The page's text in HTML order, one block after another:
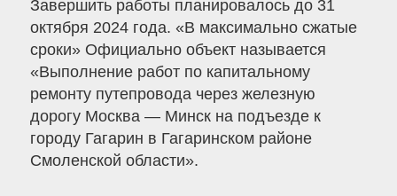
Завершить работы планировалось до 31
октября 2024 года. «В максимально сжатые
сроки» Официально объект называется
«Выполнение работ по капитальному
ремонту путепровода через железную
дорогу Москва — Минск на подъезде к
городу Гагарин в Гагаринском районе
Смоленской области».